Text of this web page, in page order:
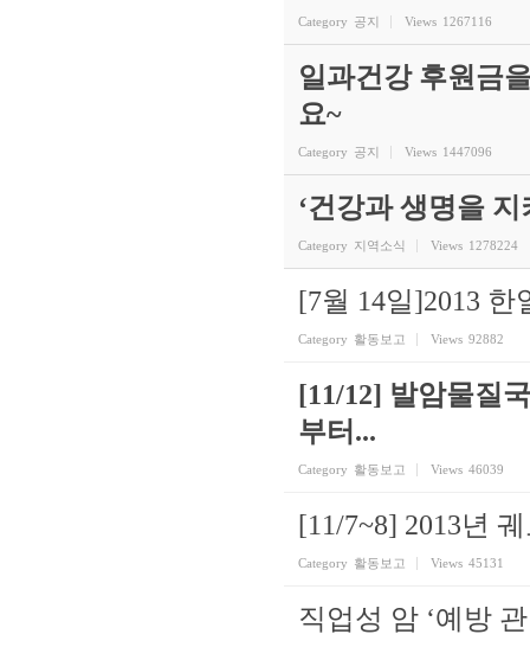
Category 공지 Views 1267116
일과건강 후원금
요~
Category 공지 Views 1447096
‘건강과 생명을
Category 지역소식 Views 1278224
[7월 14일]2013 한
Category 활동보고 Views 92882
[11/12] 발암물질
부터...
Category 활동보고 Views 46039
[11/7~8] 2013년
Category 활동보고 Views 45131
직업성 암 ‘예방